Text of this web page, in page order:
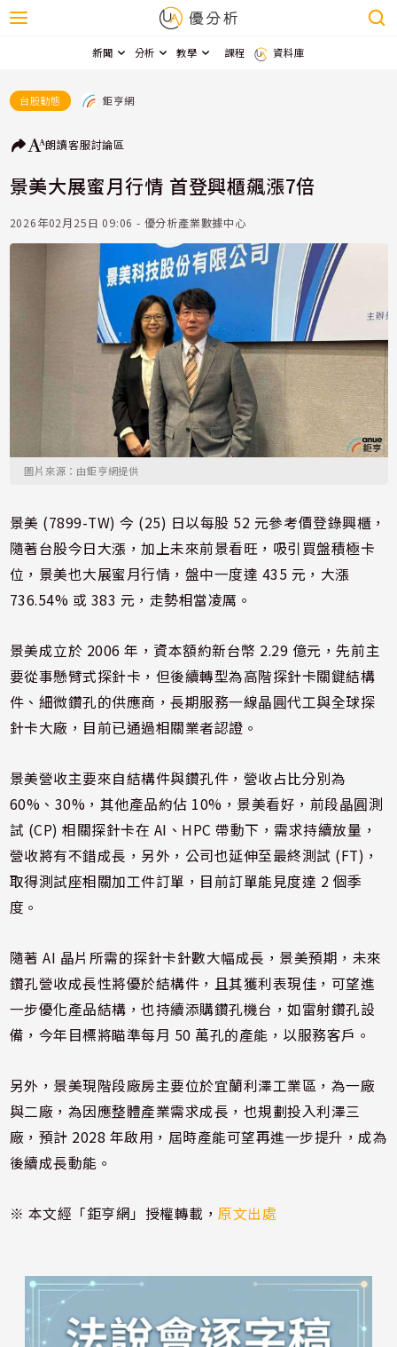
新聞 分析 教學 課程 資料庫
台股動態 鉅亨網
朗讀客服討論區
景美大展蜜月行情 首登興櫃飆漲7倍
2026年02月25日 09:06 - 優分析產業數據中心
圖片來源：由鉅亨網提供
景美 (7899-TW) 今 (25) 日以每股 52 元參考價登錄興櫃，
隨著台股今日大漲，加上未來前景看旺，吸引買盤積極卡
位，景美也大展蜜月行情，盤中一度達 435 元，大漲
736.54% 或 383 元，走勢相當凌厲。
景美成立於 2006 年，資本額約新台幣 2.29 億元，先前主
要從事懸臂式探針卡，但後續轉型為高階探針卡關鍵結構
件、細微鑽孔的供應商，長期服務一線晶圓代工與全球探
針卡大廠，目前已通過相關業者認證。
景美營收主要來自結構件與鑽孔件，營收占比分別為
60%、30%，其他產品約佔 10%，景美看好，前段晶圓測
試 (CP) 相關探針卡在 AI、HPC 帶動下，需求持續放量，
營收將有不錯成長，另外，公司也延伸至最終測試 (FT)，
取得測試座相關加工件訂單，目前訂單能見度達 2 個季
度。
隨著 AI 晶片所需的探針卡針數大幅成長，景美預期，未來
鑽孔營收成長性將優於結構件，且其獲利表現佳，可望進
一步優化產品結構，也持續添購鑽孔機台，如雷射鑽孔設
備，今年目標將瞄準每月 50 萬孔的產能，以服務客戶。
另外，景美現階段廠房主要位於宜蘭利澤工業區，為一廠
與二廠，為因應整體產業需求成長，也規劃投入利澤三
廠，預計 2028 年啟用，屆時產能可望再進一步提升，成為
後續成長動能。
※ 本文經「鉅亨網」授權轉載，原文出處